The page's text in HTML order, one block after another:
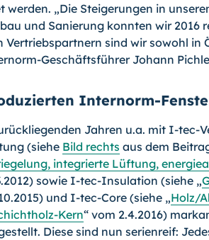
werden. „Die Steigerungen in
und Sanierung konnten wir 2016
sind wir sowohl in
Geschäftsführer Johann
Internorm-
Jahren u.a. mit I-tec-
(siehe Bild rechts aus dem
integrierte Lüftung,
sowie I-tec-Insulation (siehe „
2015) und I-tec-Core (siehe „Holz/
Kern“ vom 2.4.2016)
Diese sind nun serienreif: